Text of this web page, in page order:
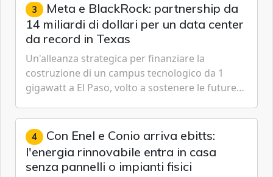
3 Meta e BlackRock: partnership da
14 miliardi di dollari per un data center
da record in Texas
Un'alleanza strategica per finanziare la
costruzione di un campus tecnologico da 1
gigawatt a El Paso, volto a sostenere le future
artificiale dell'azienda di Mark Zuckerberg.
4 Con Enel e Conio arriva ebitts:
l'energia rinnovabile entra in casa
senza pannelli o impianti fisici